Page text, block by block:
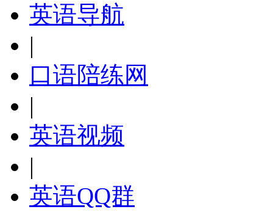
英语导航
|
口语陪练网
|
英语视频
|
英语QQ群